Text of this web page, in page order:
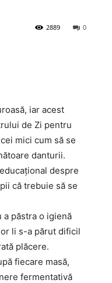
0
2889
iar acest
de Zi pentru
mici cum să se
danturii.
despre
că trebuie să se
a păstra o igienă
li s-a părut dificil
plăcere.
fiecare masă,
fermentativă